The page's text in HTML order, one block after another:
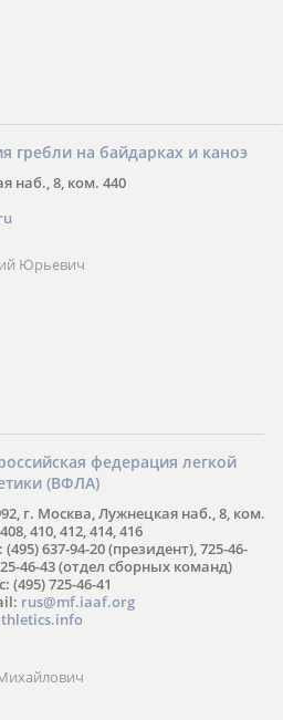
гребли на байдарках и каноэ
наб., 8, ком. 440
Юрьевич
федерация легкой
(ВФЛА)
г. Москва, Лужнецкая наб., 8, ком.
410, 412, 414, 416
(495) 637-94-20 (президент), 725-46-
46-43 (отдел сборных команд)
(495) 725-46-41
rus@mf.iaaf.org